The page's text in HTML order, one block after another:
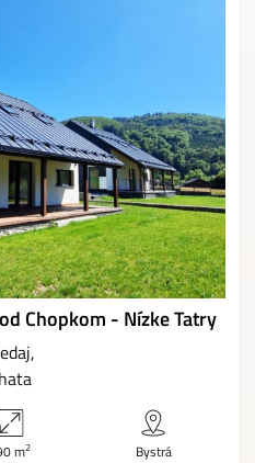
Chopkom - Nízke Tatry
m2 Bystrá